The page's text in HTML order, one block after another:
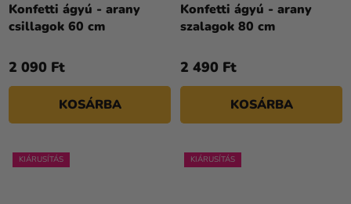
Konfetti ágyú - arany
csillagok 60 cm
2 090 Ft
KOSÁRBA
Konfetti ágyú - arany
szalagok 80 cm
2 490 Ft
KOSÁRBA
KIÁRUSÍTÁS KIÁRUSÍTÁS